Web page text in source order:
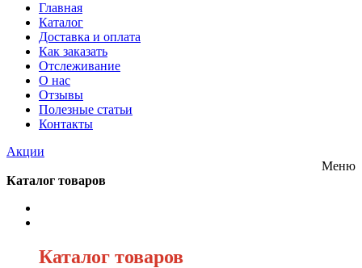
Главная
Каталог
Доставка и оплата
Как заказать
Отслеживание
О нас
Отзывы
Полезные статьи
Контакты
Акции
Меню
Каталог товаров
Каталог товаров